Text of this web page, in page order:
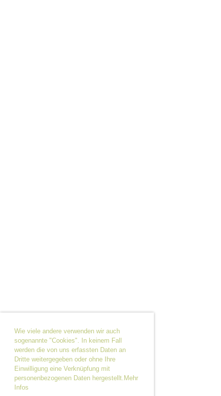
Wie viele andere verwenden wir auch
sogenannte "Cookies". In keinem Fall
werden die von uns erfassten Daten an
Dritte weitergegeben oder ohne Ihre
Einwilligung eine Verknüpfung mit
personenbezogenen Daten hergestellt.Mehr
Infos